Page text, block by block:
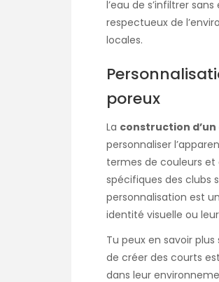
l’eau de s’infiltrer
respectueux de
locales.
poreux
La construction
personnaliser
termes de couleurs et
spécifiques des clubs
personnalisation est
identité visuelle ou
Tu peux en savoir
de créer des courts
dans leur